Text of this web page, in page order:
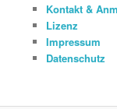
Kontakt &
Lizenz
Impressum
Datenschutz